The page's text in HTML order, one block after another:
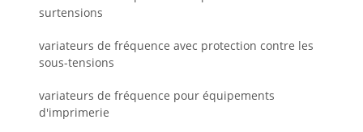
surtensions
variateurs de fréquence avec protection contre les
sous-tensions
variateurs de fréquence pour équipements
d'imprimerie